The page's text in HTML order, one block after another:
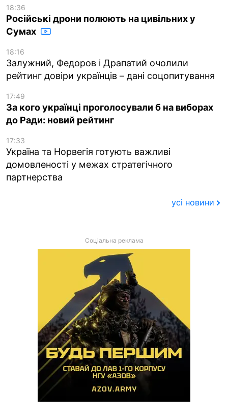
18:36
Російські дрони полюють на цивільних у
Сумах
18:16
Залужний, Федоров і Драпатий очолили
рейтинг довіри українців – дані соцопитування
17:49
За кого українці проголосували б на виборах
до Ради: новий рейтинг
17:33
Україна та Норвегія готують важливі
домовленості у межах стратегічного
партнерства
усі новини
Соціальна реклама